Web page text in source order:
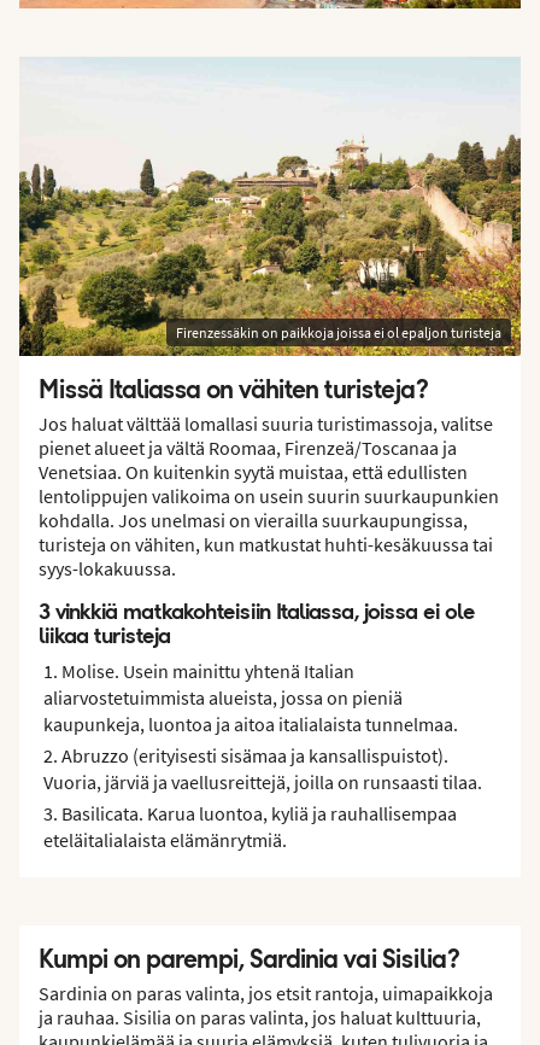
Firenzessäkin on paikkoja joissa ei ol epaljon turisteja
Missä Italiassa on vähiten turisteja?
Jos haluat välttää lomallasi suuria turistimassoja, valitse
pienet alueet ja vältä Roomaa, Firenzeä/Toscanaa ja
Venetsiaa. On kuitenkin syytä muistaa, että edullisten
lentolippujen valikoima on usein suurin suurkaupunkien
kohdalla. Jos unelmasi on vierailla suurkaupungissa,
turisteja on vähiten, kun matkustat huhti-kesäkuussa tai
syys-lokakuussa.
3 vinkkiä matkakohteisiin Italiassa, joissa ei ole
liikaa turisteja
Molise. Usein mainittu yhtenä Italian
aliarvostetuimmista alueista, jossa on pieniä
kaupunkeja, luontoa ja aitoa italialaista tunnelmaa.
Abruzzo (erityisesti sisämaa ja kansallispuistot).
Vuoria, järviä ja vaellusreittejä, joilla on runsaasti tilaa.
Basilicata. Karua luontoa, kyliä ja rauhallisempaa
eteläitalialaista elämänrytmiä.
Kumpi on parempi, Sardinia vai Sisilia?
Sardinia on paras valinta, jos etsit rantoja, uimapaikkoja
ja rauhaa. Sisilia on paras valinta, jos haluat kulttuuria,